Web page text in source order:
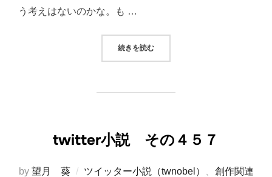
う考えはないのかな。も …
続きを読む“TWITTER小説 その４５８”
twitter小説 その４５７
by 望月 葵 ツイッター小説（twnobel）
創作関連